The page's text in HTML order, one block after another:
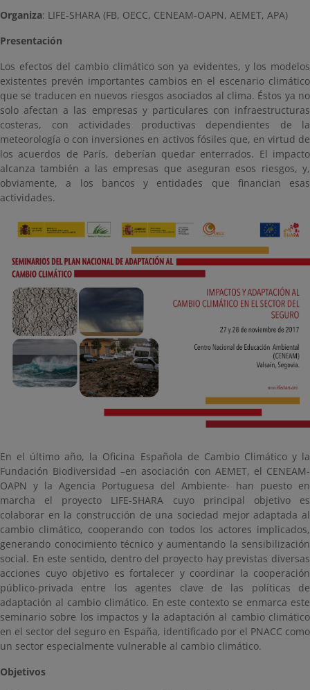
Organiza: LIFE-SHARA (FB, OECC, CENEAM-OAPN, AEMET, APA)
Presentación
Los efectos del cambio climático son ya evidentes, y los modelos
existentes prevén importantes cambios en el escenario climático
que se traducen en nuevos riesgos asociados al clima. Éstos ya no
solo afectan a las empresas y particulares con infraestructuras
costeras, con actividades productivas dependientes de la
meteorología o con inversiones en activos fósiles que, en virtud de
los acuerdos de París, deberían quedar enterrados. El impacto
alcanza también a las empresas que aseguran esos riesgos, y,
obviamente, a los bancos y entidades que financian esas
actividades.
En el último año, la Oficina Española de Cambio Climático y la
Fundación Biodiversidad –en asociación con AEMET, el CENEAM-
OAPN y la Agencia Portuguesa del Ambiente- han puesto en
marcha el proyecto LIFE-SHARA cuyo principal objetivo es
colaborar en la construcción de una sociedad mejor adaptada al
cambio climático, cooperando con todos los actores implicados,
generando conocimiento técnico y aumentando la sensibilización
social. En este sentido, dentro del proyecto hay previstas diversas
acciones cuyo objetivo es fortalecer y coordinar la cooperación
público-privada entre los agentes clave de las políticas de
adaptación al cambio climático. En este contexto se enmarca este
seminario sobre los impactos y la adaptación al cambio climático
en el sector del seguro en España, identificado por el PNACC como
un sector especialmente vulnerable al cambio climático.
Objetivos